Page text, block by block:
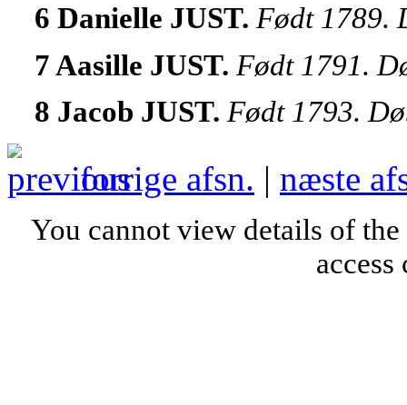
6 Danielle JUST. Født 1789.
7 Aasille JUST. Født 1791.
8 Jacob JUST. Født 1793.
forrige afsn. | næste
You cannot view details of